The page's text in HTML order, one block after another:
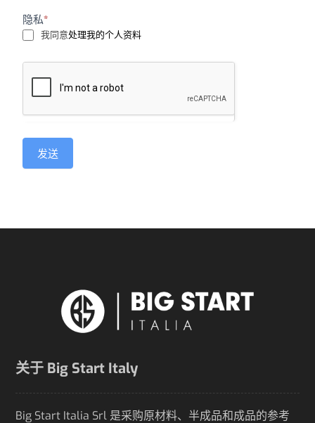
隐私*
我同意处理我的个人资料
发送
关于 Big Start Italy
Big Start Italia Srl 是采购原材料、半成品和成品的参考